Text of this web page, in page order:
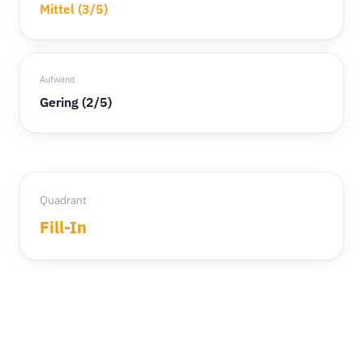
Mittel (3/5)
Aufwand
Gering (2/5)
Quadrant
Fill-In